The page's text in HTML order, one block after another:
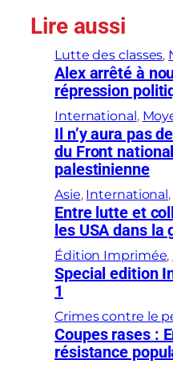
Lire aussi
Lutte des classes,
Alex arrêté à
répression
International,
Il n’y aura pas
du Front
palestinienne
Asie, International,
Entre lutte et
les USA dans la
Édition Imprimée,
Special edition
1
Crimes contre le
Coupes rases :
résistance